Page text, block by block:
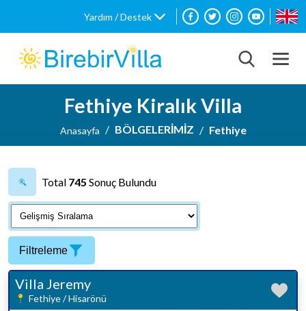
Yardım / Destek
Fethiye Kiralık Villa
Anasayfa BÖLGELERİMİZ Fethiye
Total 745 Sonuç Bulundu
Filtreleme
Villa Jeremy
Fethiye / Hisarönü